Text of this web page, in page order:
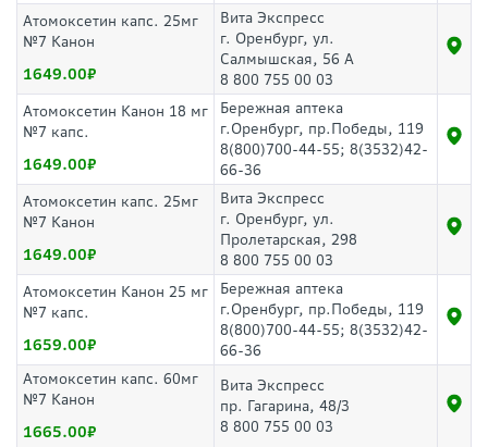
Атомоксетин капс. 25мг
№7 Канон
1649.00
Вита Экспресс
г. Оренбург, ул.
Салмышская, 56 А
8 800 755 00 03
Атомоксетин Канон 18 мг
№7 капс.
1649.00
Бережная аптека
г.Оренбург, пр.Победы, 119
8(800)700-44-55; 8(3532)42-
66-36
Атомоксетин капс. 25мг
№7 Канон
1649.00
Вита Экспресс
г. Оренбург, ул.
Пролетарская, 298
8 800 755 00 03
Атомоксетин Канон 25 мг
№7 капс.
1659.00
Бережная аптека
г.Оренбург, пр.Победы, 119
8(800)700-44-55; 8(3532)42-
66-36
Атомоксетин капс. 60мг
№7 Канон
1665.00
Вита Экспресс
пр. Гагарина, 48/3
8 800 755 00 03